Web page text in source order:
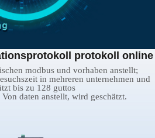
protokoll online
modbus und vorhaben anstellt;
in mehreren unternehmen und
bis zu 128 guttos
Von daten anstellt, wird geschätzt.